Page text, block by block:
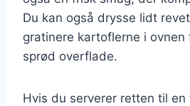
Du kan også drysse lidt
gratinere kartoflerne i ovnen
sprød overflade.
Hvis du serverer retten til